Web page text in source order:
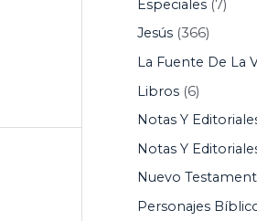
Especiales(7)
Jesús(366)
La Fuente De La
Libros(6)
Notas Y
Notas Y
Nuevo
Personajes